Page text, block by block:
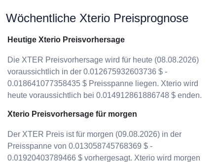
Wöchentliche Xterio Preisprognose
Heutige Xterio Preisvorhersage
Die XTER Preisvorhersage wird für heute (08.08.2026)
voraussichtlich in der 0.012675932603736 $ -
0.018641077358435 $ Preisspanne liegen. Xterio wird
heute voraussichtlich bei 0.014912861886748 $ enden.
Xterio Preisvorhersage für morgen
Der XTER Preis ist für morgen (09.08.2026) in der
Preisspanne von 0.013058745768369 $ -
0.01920403789466 $ vorhergesagt. Xterio wird morgen